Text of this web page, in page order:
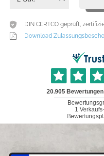
DIN CERTCO geprüft,
Download